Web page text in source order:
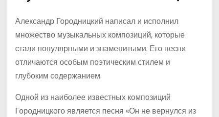
Александр Городницкий написал и исполнил
множество музыкальных композиций, которые
стали популярными и знаменитыми. Его песни
отличаются особым поэтическим стилем и
глубоким содержанием.
Одной из наиболее известных композиций
Городницкого является песня «Он не вернулся из